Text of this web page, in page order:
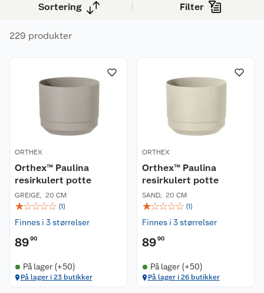
Sortering Filter
229 produkter
ORTHEX
Orthex™ Paulina
resirkulert potte
GREIGE, 20 CM
☆☆☆☆☆ (1)
Finnes i 3 størrelser
8990
På lager (+50)
På lager i 23 butikker
ORTHEX
Orthex™ Paulina
resirkulert potte
SAND, 20 CM
☆☆☆☆☆ (1)
Finnes i 3 størrelser
8990
På lager (+50)
På lager i 26 butikker